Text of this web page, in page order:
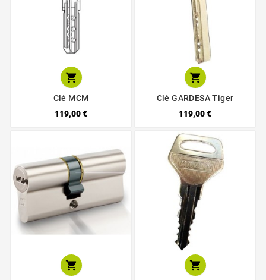

Clé MCM
119,00 €

Clé GARDESA Tiger
119,00 €
 